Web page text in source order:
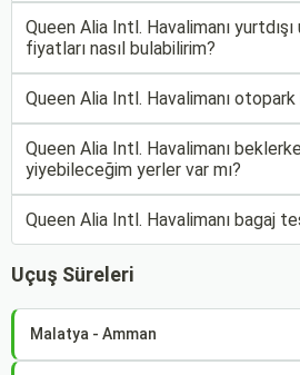
Queen Alia Intl. Havalimanı
fiyatları nasıl bulabilirim?
Queen Alia Intl. Havalimanı
Queen Alia Intl. Havalimanı
yiyebileceğim yerler var mı?
Queen Alia Intl. Havalimanı bagaj
Uçuş Süreleri
Malatya - Amman